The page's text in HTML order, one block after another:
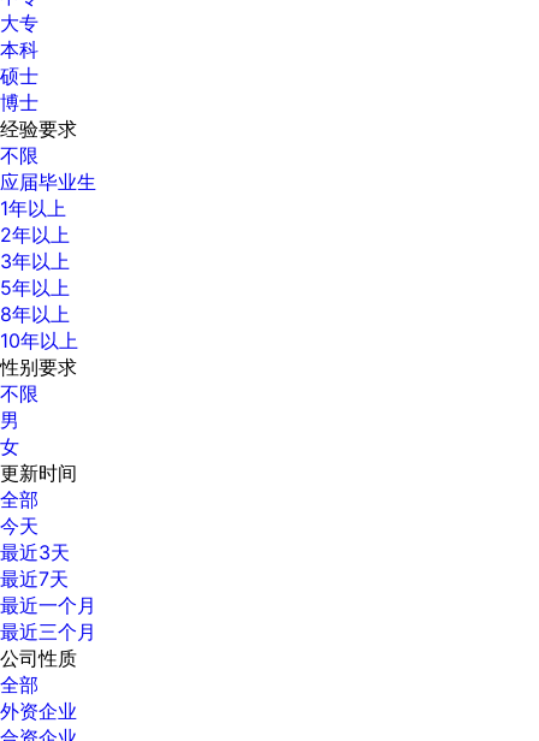
大专
本科
硕士
博士
经验要求
不限
应届毕业生
1年以上
2年以上
3年以上
5年以上
8年以上
10年以上
性别要求
不限
男
女
更新时间
全部
今天
最近3天
最近7天
最近一个月
最近三个月
公司性质
全部
外资企业